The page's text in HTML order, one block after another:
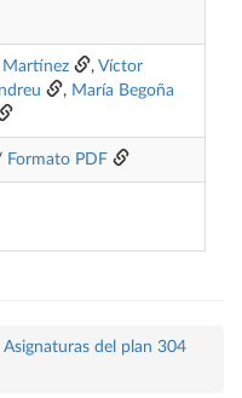
Martínez , Víctor
, María Begoña
Formato PDF
Asignaturas del plan 304